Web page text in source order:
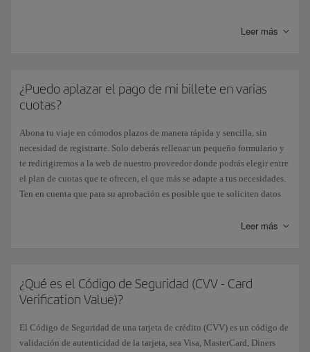
así como para el resto de pagos de servicios opcionales (cambios en los
Leer más
¿Puedo aplazar el pago de mi billete en varias
cuotas?
Abona tu viaje en cómodos plazos de manera rápida y sencilla, sin
necesidad de registrarte. Solo deberás rellenar un pequeño formulario y
te redirigiremos a la web de nuestro proveedor donde podrás elegir entre
el plan de cuotas que te ofrecen, el que más se adapte a tus necesidades.
Ten en cuenta que para su aprobación es posible que te soliciten datos
podemos ofrecerte esta opción en España. En ciertos países, también
puedes realizar el pago aplazado con algunas tarjetas bancarias,
Leer más
¿Qué es el Código de Seguridad (CVV - Card
Verification Value)?
El Código de Seguridad de una tarjeta de crédito (CVV) es un código de
validación de autenticidad de la tarjeta, sea Visa, MasterCard, Diners